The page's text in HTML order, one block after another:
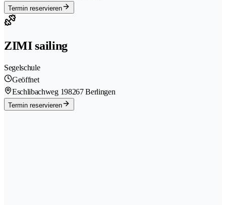
Termin reservieren
ZIMI sailing
Segelschule
Geöffnet
Eschlibachweg 198267 Berlingen
Termin reservieren